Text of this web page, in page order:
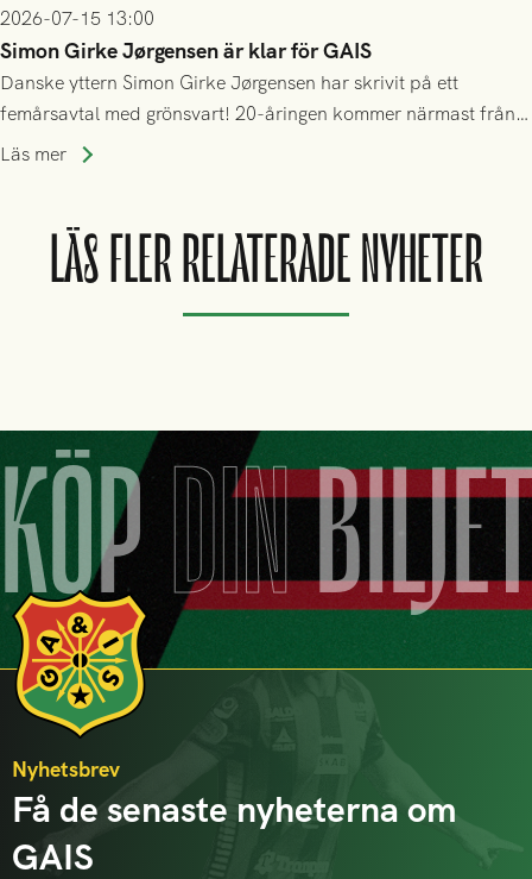
2026-07-15 13:00
Simon Girke Jørgensen är klar för GAIS
Danske yttern Simon Girke Jørgensen har skrivit på ett
femårsavtal med grönsvart! 20-åringen kommer närmast från
spel i färöiska Skála IF.
Läs mer
LÄS FLER RELATERADE NYHETER
KÖPDIN
Nyhetsbrev
Få de senaste nyheterna om
GAIS